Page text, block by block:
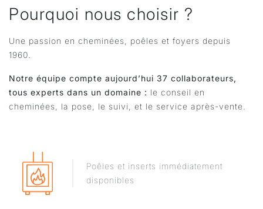
Pourquoi nous choisir ?
Une passion en cheminées, poêles et foyers depuis
1960.
Notre équipe compte aujourd’hui 37 collaborateurs,
tous experts dans un domaine : le conseil en
cheminées, la pose, le suivi, et le service après-vente.
Poêles et inserts immédiatement
disponibles